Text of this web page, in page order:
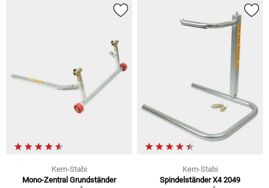
Kern-Stabi
Mono-Zentral Grundständer
Kern-Stabi
Spindelständer X4 2049